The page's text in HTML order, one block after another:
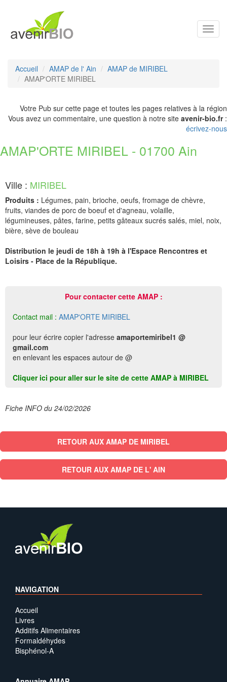
Accueil AMAP de l' Ain
AMAP de MIRIBEL
AMAP'ORTE MIRIBEL
Votre Pub sur cette page et toutes les pages relatives à la région
Vous avez un commentaire, une question à notre site avenir-bio.fr:
écrivez-nous
AMAP'ORTE MIRIBEL - 01700 Ain
Ville : MIRIBEL
Produits : Légumes, pain, brioche, oeufs, fromage de chèvre,
fruits, viandes de porc de boeuf et d'agneau, volaille,
légumineuses, pâtes, farine, petits gâteaux sucrés salés, miel, noix,
bière, sève de bouleau
Distribution le jeudi de 18h à 19h à l'Espace Rencontres et
Loisirs - Place de la République.
Pour contacter cette AMAP :
Contact mail : AMAP'ORTE MIRIBEL
pour leur écrire copier l'adresse amaportemiribel1 @
gmail.com
en enlevant les espaces autour de @
Cliquer ici pour aller sur le site de cette AMAP à MIRIBEL
Fiche INFO du 24/02/2026
RETOUR AUX AMAP DE MIRIBEL
RETOUR AUX AMAP DE L' AIN
NAVIGATION
Accueil
Livres
Additifs Alimentaires
Formaldéhydes
Bisphénol-A